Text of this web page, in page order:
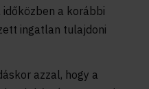
a korábbi
ingatlan tulajdoni
azzal, hogy a